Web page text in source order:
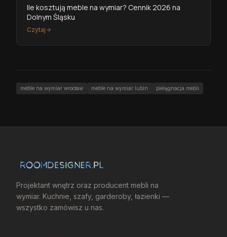
Ile kosztują meble na wymiar? Cennik 2026 na
Dolnym Śląsku
Czytaj
meble na wymiar wrocław meble na wymiar lubin pielęgnacja mebli
Projektant wnętrz oraz producent mebli na
wymiar. Kuchnie, szafy, garderoby, łazienki —
wszystko zamówisz u nas.